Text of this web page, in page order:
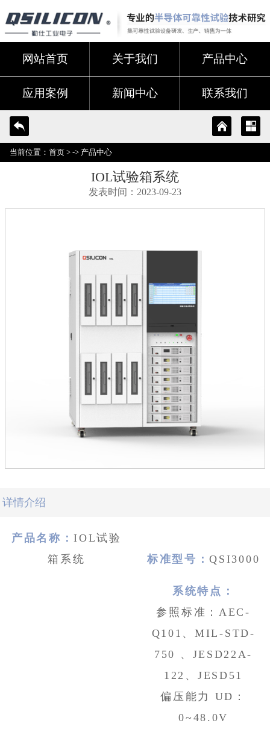
网站首页 关于我们 产品中心
应用案例 新闻中心 联系我们
当前位置： 首页 > -> 产品中心
IOL试验箱系统
发表时间：2023-09-23
详情介绍
产品名称：IOL试验
箱系统
标准型号：QSI3000
系统特点：
参照标准：AEC-
Q101、MIL-STD-
750 、JESD22A-
122、JESD51
偏压能力 UD：
0~48.0V